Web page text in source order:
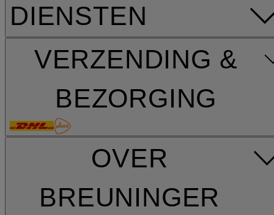
DIENSTEN
VERZENDING &
BEZORGING
OVER
BREUNINGER